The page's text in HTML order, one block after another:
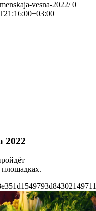
vesna-2022/ 0
2022
площадках.